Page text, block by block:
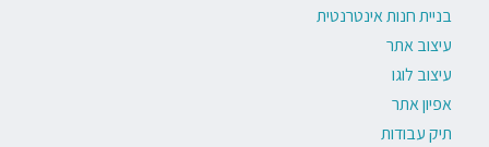
בניית חנות אינטרנטית
עיצוב אתר
עיצוב לוגו
אפיון אתר
תיק עבודות